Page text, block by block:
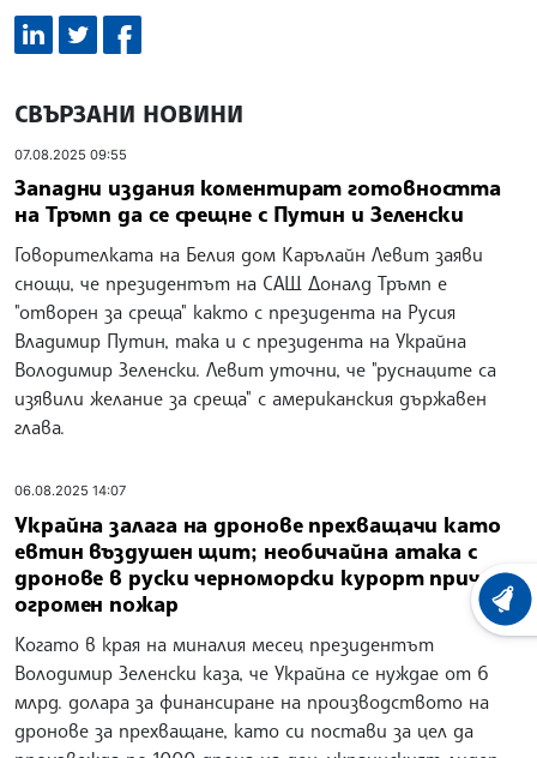
СВЪРЗАНИ НОВИНИ
07.08.2025 09:55
Западни издания коментират готовността
на Тръмп да се срещне с Путин и Зеленски
Говорителката на Белия дом Карълайн Левит заяви
снощи, че президентът на САЩ Доналд Тръмп е
"отворен за среща" както с президента на Русия
Владимир Путин, така и с президента на Украйна
Володимир Зеленски. Левит уточни, че "руснаците са
изявили желание за среща" с американския държавен
глава.
06.08.2025 14:07
Украйна залага на дронове прехващачи като
евтин въздушен щит; необичайна атака с
дронове в руски черноморски курорт причини
огромен пожар
Когато в края на миналия месец президентът
Володимир Зеленски каза, че Украйна се нуждае от 6
млрд. долара за финансиране на производството на
дронове за прехващане, като си постави за цел да